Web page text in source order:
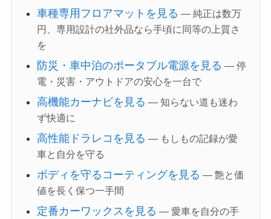
車種専用フロアマットを見る — 純正は数万
円、専用設計の社外品なら手頃に同等の上質さ
を
防災・車中泊のポータブル電源を見る — 停
電・災害・アウトドアの安心を一台で
高機能カーナビを見る — 知らない道も迷わ
ず快適に
高性能ドラレコを見る — もしもの記録が愛
車と自分を守る
ボディを守るコーティングを見る — 艶と価
値を長く保つ一手間
定番カーワックスを見る — 愛車を自分の手